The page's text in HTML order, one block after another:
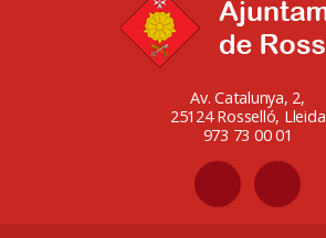
Av. Catalunya, 2,
25124 Rosselló, Lleida
973 73 00 01